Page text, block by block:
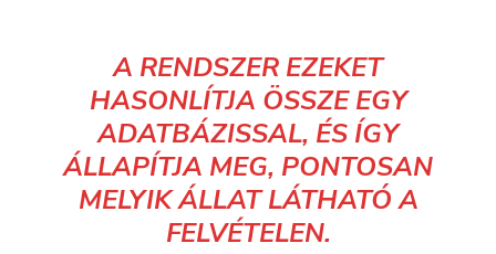
A RENDSZER EZEKET
HASONLÍTJA ÖSSZE EGY
ADATBÁZISSAL, ÉS ÍGY
ÁLLAPÍTJA MEG, PONTOSAN
MELYIK ÁLLAT LÁTHATÓ A
FELVÉTELEN.